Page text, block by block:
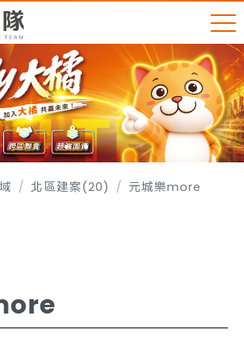
北區建案(20) 元城樂more